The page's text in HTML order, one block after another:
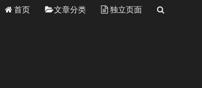
首页 文章分类 独立页面